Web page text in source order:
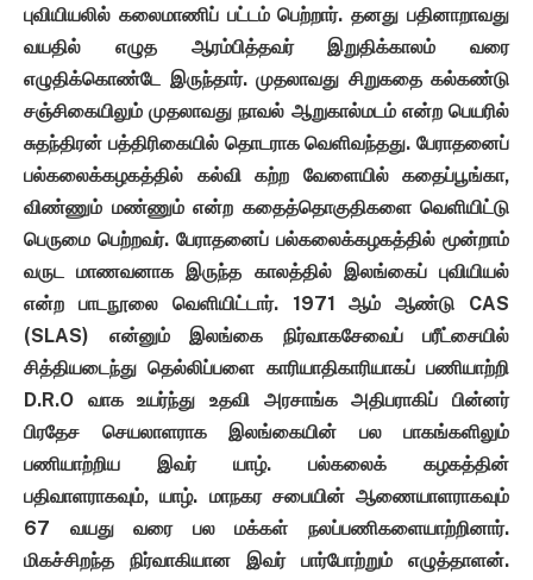
புவியியலில் கலைமாணிப் பட்டம் பெற்றார். தனது பதினாறாவது
வயதில் எழுத ஆரம்பித்தவர் இறுதிக்காலம் வரை
எழுதிக்கொண்டே இருந்தார். முதலாவது சிறுகதை கல்கண்டு
சஞ்சிகையிலும் முதலாவது நாவல் ஆறுகால்மடம் என்ற பெயரில்
சுதந்திரன் பத்திரிகையில் தொடராக வெளிவந்தது. பேராதனைப்
பல்கலைக்கழகத்தில் கல்வி கற்ற வேளையில் கதைப்பூங்கா,
விண்ணும் மண்ணும் என்ற கதைத்தொகுதிகளை வெளியிட்டு
பெருமை பெற்றவர். பேராதனைப் பல்கலைக்கழகத்தில் மூன்றாம்
வருட மாணவனாக இருந்த காலத்தில் இலங்கைப் புவியியல்
என்ற பாடநூலை வெளியிட்டார். 1971 ஆம் ஆண்டு CAS
(SLAS) என்னும் இலங்கை நிர்வாகசேவைப் பரீட்சையில்
சித்தியடைந்து தெல்லிப்பளை காரியாதிகாரியாகப் பணியாற்றி
D.R.O வாக உயர்ந்து உதவி அரசாங்க அதிபராகிப் பின்னர்
பிரதேச செயலாளராக இலங்கையின் பல பாகங்களிலும்
பணியாற்றிய இவர் யாழ். பல்கலைக் கழகத்தின்
பதிவாளராகவும், யாழ். மாநகர சபையின் ஆணையாளராகவும்
67 வயது வரை பல மக்கள் நலப்பணிகளையாற்றினார்.
மிகச்சிறந்த நிர்வாகியான இவர் பார்போற்றும் எழுத்தாளன்.